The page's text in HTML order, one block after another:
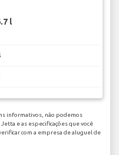
l
informativos, não podemos
e as especificações que você
com a empresa de aluguel de